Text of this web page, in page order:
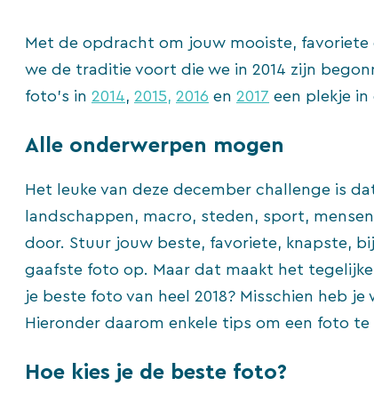
Met de opdracht om jouw mooiste,
we de traditie voort die we in 2014 zijn
foto’s in 2014, 2015, 2016 en 2017 een plekje in
Alle onderwerpen mogen
Het leuke van deze december challenge is
landschappen, macro, steden, sport,
door. Stuur jouw beste, favoriete, knapste,
gaafste foto op. Maar dat maakt het
je beste foto van heel 2018? Misschien heb je
Hieronder daarom enkele tips om een foto te
Hoe kies je de beste foto?